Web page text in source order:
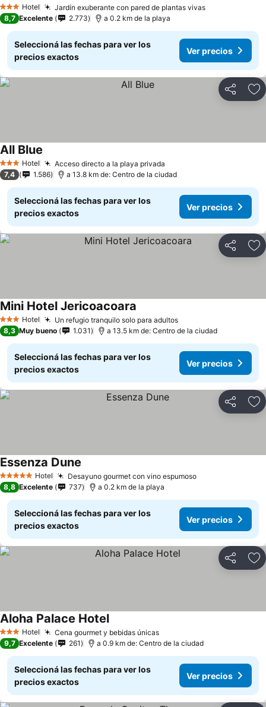
3 Estrellas
Hotel Jardín exuberante con pared de plantas vivas
8,7 Excelente 2.773 a 0.2 km de la playa
Seleccioná las fechas para ver los
precios exactos
Ver precios
Compartir
3 Estrellas
Hotel Acceso directo a la playa privada
All Blue
7,4 1.586 a 13.8 km de: Centro de la ciudad
Seleccioná las fechas para ver los
precios exactos
Ver precios
Compartir
3 Estrellas
Hotel Un refugio tranquilo solo para adultos
Mini Hotel Jericoacoara
8,3 Muy bueno 1.031 a 13.5 km de: Centro de la ciudad
Seleccioná las fechas para ver los
precios exactos
Ver precios
Compartir
5 Estrellas Hotel Desayuno gourmet con vino espumoso
Essenza Dune
8,8 Excelente 737 a 0.2 km de la playa
Seleccioná las fechas para ver los
precios exactos
Ver precios
Compartir
3 Estrellas
Hotel Cena gourmet y bebidas únicas
Aloha Palace Hotel
9,7 Excelente 261 a 0.9 km de: Centro de la ciudad
Seleccioná las fechas para ver los
precios exactos
Ver precios